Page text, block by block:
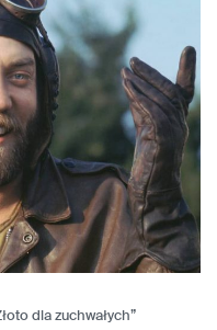
dla zuchwałych”